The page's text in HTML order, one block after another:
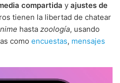
compartida y ajustes de
tienen la libertad de chatear
hasta zoología, usando
como encuestas, mensajes